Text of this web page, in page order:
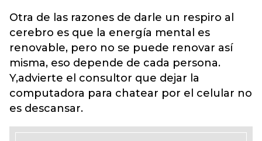
Otra de las razones de darle un respiro al
cerebro es que la energía mental es
renovable, pero no se puede renovar así
misma, eso depende de cada persona.
Y,advierte el consultor que dejar la
computadora para chatear por el celular no
es descansar.